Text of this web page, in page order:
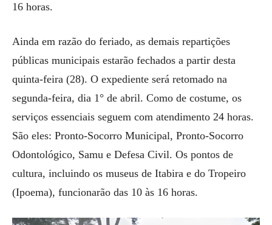
16 horas.
Ainda em razão do feriado, as demais repartições
públicas municipais estarão fechados a partir desta
quinta-feira (28). O expediente será retomado na
segunda-feira, dia 1° de abril. Como de costume, os
serviços essenciais seguem com atendimento 24 horas.
São eles: Pronto-Socorro Municipal, Pronto-Socorro
Odontológico, Samu e Defesa Civil. Os pontos de
cultura, incluindo os museus de Itabira e do Tropeiro
(Ipoema), funcionarão das 10 às 16 horas.